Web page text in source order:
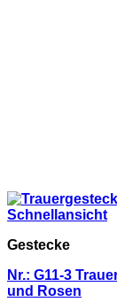
Schnellansicht
Gestecke
Nr.: G11-3
und Rosen